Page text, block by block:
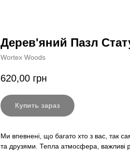
Дерев'яний Пазл
Wortex Woods
620,00 грн
Купить зараз
Ми впевнені, що багато хто з вас, так
та друзями. Тепла атмосфера, важливі